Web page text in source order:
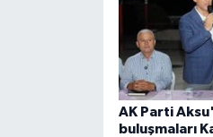
AK Parti
buluşmaları